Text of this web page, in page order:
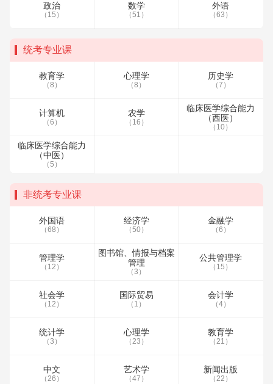
政治
（15）
数学
（51）
外语
（63）
统考专业课
教育学
（8）
心理学
（8）
历史学
（7）
计算机
（6）
农学
（16）
临床医学综合能力
（西医）
（10）
临床医学综合能力
（中医）
（5）
非统考专业课
外国语
（68）
经济学
（50）
金融学
（6）
管理学
（12）
图书馆、情报与档案
管理
（3）
公共管理学
（15）
社会学
（12）
国际贸易
（1）
会计学
（4）
统计学
（3）
心理学
（23）
教育学
（21）
中文
（26）
艺术学
（47）
新闻出版
（22）